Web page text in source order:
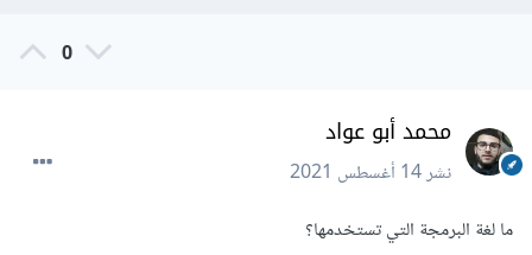
0
محمد أبو عواد
نشر14 أغسطس 2021
ما لغة البرمجة التي تستخدمها؟